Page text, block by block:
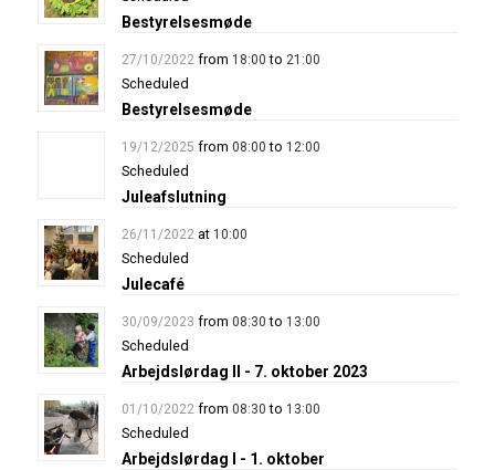
Bestyrelsesmøde
27/10/2022 from 18:00 to 21:00
Scheduled
Bestyrelsesmøde
19/12/2025 from 08:00 to 12:00
Scheduled
Juleafslutning
26/11/2022 at 10:00
Scheduled
Julecafé
30/09/2023 from 08:30 to 13:00
Scheduled
Arbejdslørdag II - 7. oktober 2023
01/10/2022 from 08:30 to 13:00
Scheduled
Arbejdslørdag I - 1. oktober